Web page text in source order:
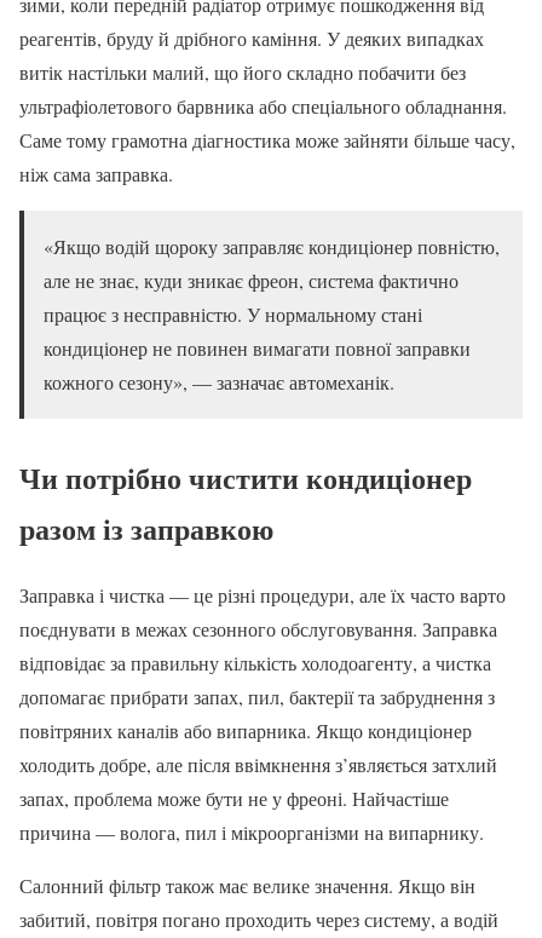
реагентів, бруду й дрібного каміння. У деяких випадках
витік настільки малий, що його складно побачити без
ультрафіолетового барвника або спеціального обладнання.
Саме тому грамотна діагностика може зайняти більше часу,
ніж сама заправка.
«Якщо водій щороку заправляє кондиціонер повністю,
але не знає, куди зникає фреон, система фактично
працює з несправністю. У нормальному стані
кондиціонер не повинен вимагати повної заправки
кожного сезону», — зазначає автомеханік.
Чи потрібно чистити кондиціонер
разом із заправкою
Заправка і чистка — це різні процедури, але їх часто варто
поєднувати в межах сезонного обслуговування. Заправка
відповідає за правильну кількість холодоагенту, а чистка
допомагає прибрати запах, пил, бактерії та забруднення з
повітряних каналів або випарника. Якщо кондиціонер
холодить добре, але після ввімкнення з’являється затхлий
запах, проблема може бути не у фреоні. Найчастіше
причина — волога, пил і мікроорганізми на випарнику.
Салонний фільтр також має велике значення. Якщо він
забитий, повітря погано проходить через систему, а водій